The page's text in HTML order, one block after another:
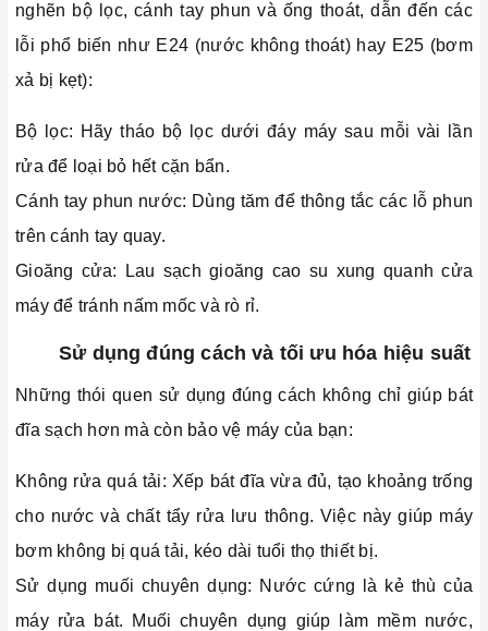
nghẽn bộ lọc, cánh tay phun và ống thoát, dẫn đến các
lỗi phổ biến như E24 (nước không thoát) hay E25 (bơm
xả bị kẹt):
Bộ lọc: Hãy tháo bộ lọc dưới đáy máy sau mỗi vài lần
rửa để loại bỏ hết cặn bẩn.
Cánh tay phun nước: Dùng tăm để thông tắc các lỗ phun
trên cánh tay quay.
Gioăng cửa: Lau sạch gioăng cao su xung quanh cửa
máy để tránh nấm mốc và rò rỉ.
Sử dụng đúng cách và tối ưu hóa hiệu suất
Những thói quen sử dụng đúng cách không chỉ giúp bát
đĩa sạch hơn mà còn bảo vệ máy của bạn:
Không rửa quá tải: Xếp bát đĩa vừa đủ, tạo khoảng trống
cho nước và chất tẩy rửa lưu thông. Việc này giúp máy
bơm không bị quá tải, kéo dài tuổi thọ thiết bị.
Sử dụng muối chuyên dụng: Nước cứng là kẻ thù của
máy rửa bát. Muối chuyên dụng giúp làm mềm nước,